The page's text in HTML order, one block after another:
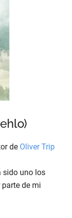
de Oliver Trip
sido uno los
de mi